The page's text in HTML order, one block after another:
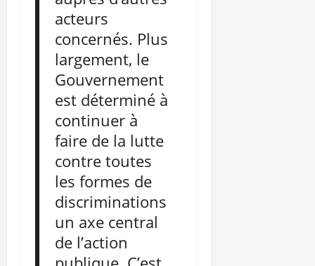
acteurs
concernés. Plus
largement, le
Gouvernement
est déterminé à
continuer à
faire de la lutte
contre toutes
les formes de
discriminations
un axe central
de l’action